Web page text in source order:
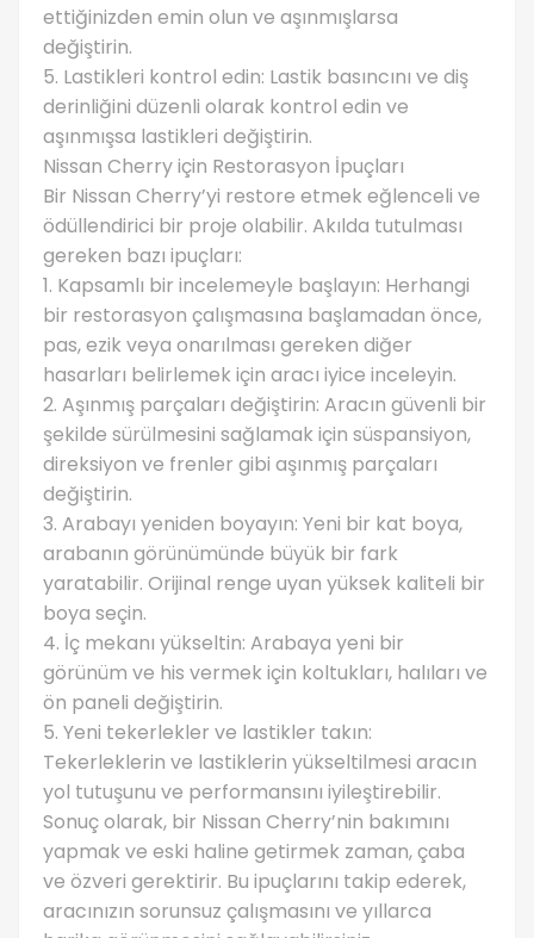
ettiğinizden emin olun ve aşınmışlarsa
değiştirin.
5. Lastikleri kontrol edin: Lastik basıncını ve diş
derinliğini düzenli olarak kontrol edin ve
aşınmışsa lastikleri değiştirin.
Nissan Cherry için Restorasyon İpuçları
Bir Nissan Cherry’yi restore etmek eğlenceli ve
ödüllendirici bir proje olabilir. Akılda tutulması
gereken bazı ipuçları:
1. Kapsamlı bir incelemeyle başlayın: Herhangi
bir restorasyon çalışmasına başlamadan önce,
pas, ezik veya onarılması gereken diğer
hasarları belirlemek için aracı iyice inceleyin.
2. Aşınmış parçaları değiştirin: Aracın güvenli bir
şekilde sürülmesini sağlamak için süspansiyon,
direksiyon ve frenler gibi aşınmış parçaları
değiştirin.
3. Arabayı yeniden boyayın: Yeni bir kat boya,
arabanın görünümünde büyük bir fark
yaratabilir. Orijinal renge uyan yüksek kaliteli bir
boya seçin.
4. İç mekanı yükseltin: Arabaya yeni bir
görünüm ve his vermek için koltukları, halıları ve
ön paneli değiştirin.
5. Yeni tekerlekler ve lastikler takın:
Tekerleklerin ve lastiklerin yükseltilmesi aracın
yol tutuşunu ve performansını iyileştirebilir.
Sonuç olarak, bir Nissan Cherry’nin bakımını
yapmak ve eski haline getirmek zaman, çaba
ve özveri gerektirir. Bu ipuçlarını takip ederek,
aracınızın sorunsuz çalışmasını ve yıllarca